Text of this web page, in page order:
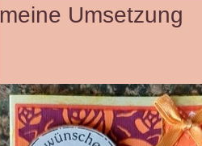
meine Umsetzung